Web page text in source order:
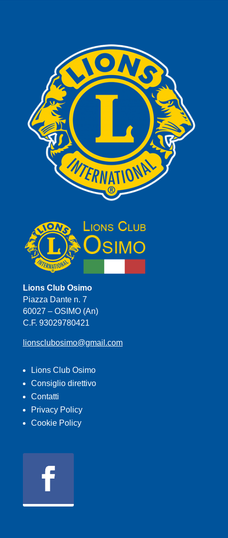
Lions Club Osimo
Piazza Dante n. 7
60027 – OSIMO (An)
C.F. 93029780421
lionsclubosimo@gmail.com
Lions Club Osimo
Consiglio direttivo
Contatti
Privacy Policy
Cookie Policy